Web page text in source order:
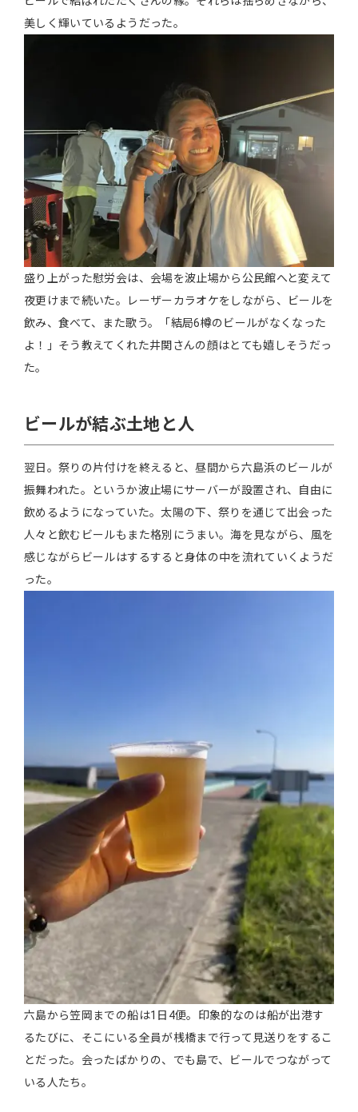
美しく輝いているようだった。
盛り上がった慰労会は、会場を波止場から公民館へと変えて
夜更けまで続いた。レーザーカラオケをしながら、ビールを
飲み、食べて、また歌う。「結局6樽のビールがなくなった
よ！」そう教えてくれた井関さんの顔はとても嬉しそうだっ
た。
ビールが結ぶ土地と人
翌日。祭りの片付けを終えると、昼間から六島浜のビールが
振舞われた。というか波止場にサーバーが設置され、自由に
飲めるようになっていた。太陽の下、祭りを通じて出会った
人々と飲むビールもまた格別にうまい。海を見ながら、風を
感じながらビールはするすると身体の中を流れていくようだ
った。
六島から笠岡までの船は1日4便。印象的なのは船が出港す
るたびに、そこにいる全員が桟橋まで行って見送りをするこ
とだった。会ったばかりの、でも島で、ビールでつながって
いる人たち。